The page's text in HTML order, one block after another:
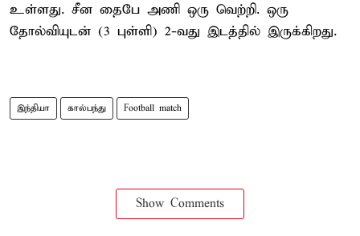
உள்ளது. சீன தைபே அணி ஒரு வெற்றி. ஒரு
தோல்வியுடன் (3 புள்ளி) 2-வது இடத்தில் இருக்கிறது.
இந்தியா கால்பந்து Football match
Show Comments